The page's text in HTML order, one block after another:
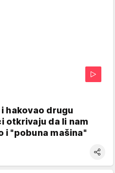
hakovao drugu
otkrivaju da li nam
i "pobuna mašina"